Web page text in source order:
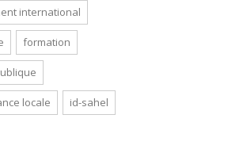
international
formation
locale id-sahel